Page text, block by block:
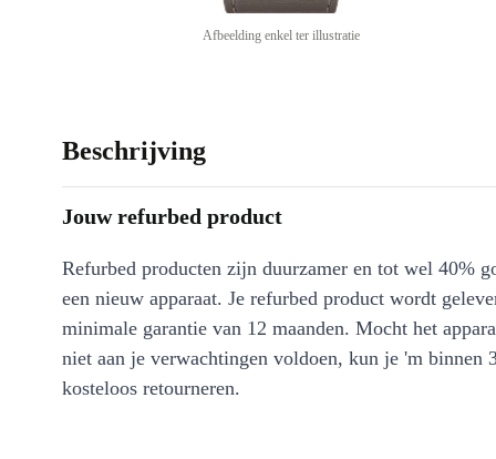
Afbeelding enkel ter illustratie
Beschrijving
Jouw refurbed product
Refurbed producten zijn duurzamer en tot wel 40%
een nieuw apparaat. Je refurbed product wordt
minimale garantie van 12 maanden. Mocht het
niet aan je verwachtingen voldoen, kun je 'm binnen
kosteloos retourneren.